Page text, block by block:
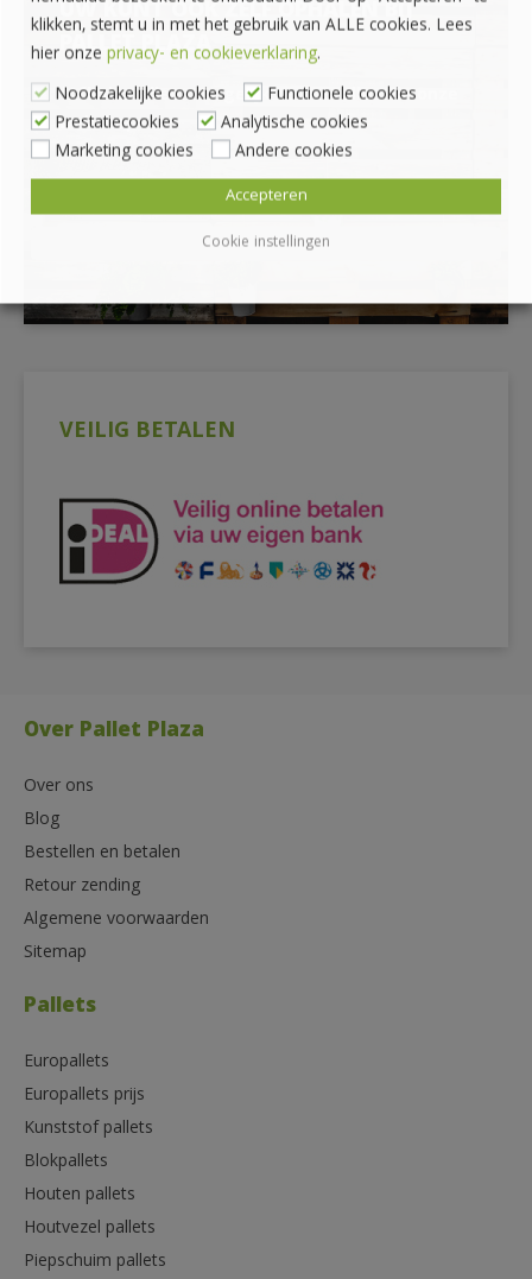
UW KUNT OOK ZELF OPHALEN BIJ
PALLET PLAZA
*Afhalen alleen mogelijk na bestellen via onze
webshop
VEILIG BETALEN
Over Pallet Plaza
Over ons
Blog
Bestellen en betalen
Retour zending
Algemene voorwaarden
Sitemap
Pallets
Europallets
Europallets prijs
Kunststof pallets
Blokpallets
Houten pallets
Houtvezel pallets
Piepschuim pallets
klikken, stemt u in met het gebruik van ALLE cookies. Lees
hier onze privacy- en cookieverklaring.
Noodzakelijke cookies
Functionele cookies
Prestatiecookies
Analytische cookies
Marketing cookies
Andere cookies
Cookie instellingen
Accepteren